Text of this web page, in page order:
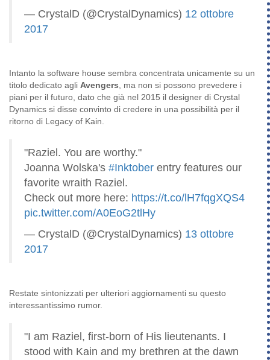
— CrystalD (@CrystalDynamics) 12 ottobre
2017
Intanto la software house sembra concentrata unicamente su un
titolo dedicato agli Avengers, ma non si possono prevedere i
piani per il futuro, dato che già nel 2015 il designer di Crystal
Dynamics si disse convinto di credere in una possibilità per il
ritorno di Legacy of Kain.
"Raziel. You are worthy."
Joanna Wolska's #Inktober entry features our
favorite wraith Raziel.
Check out more here: https://t.co/lH7fqgXQS4
pic.twitter.com/A0EoG2tlHy
— CrystalD (@CrystalDynamics) 13 ottobre
2017
Restate sintonizzati per ulteriori aggiornamenti su questo
interessantissimo rumor.
"I am Raziel, first-born of His lieutenants. I
stood with Kain and my brethren at the dawn